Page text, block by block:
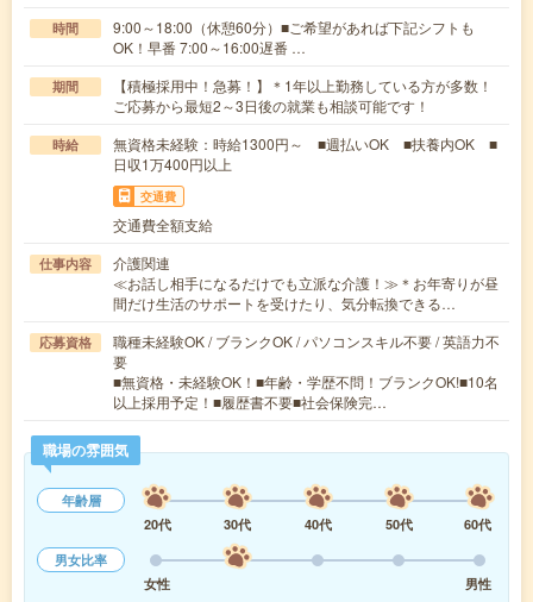
時間
9:00～18:00（休憩60分）■ご希望があれば下記シフトも
OK！早番 7:00～16:00遅番 …
期間
【積極採用中！急募！】＊1年以上勤務している方が多数！
ご応募から最短2～3日後の就業も相談可能です！
時給
無資格未経験：時給1300円～ ■週払いOK ■扶養内OK ■
日収1万400円以上
交通費
交通費全額支給
仕事内容
介護関連
≪お話し相手になるだけでも立派な介護！≫＊お年寄りが昼
間だけ生活のサポートを受けたり、気分転換できる…
応募資格
職種未経験OK / ブランクOK / パソコンスキル不要 / 英語力不
要
■無資格・未経験OK！■年齢・学歴不問！ブランクOK!■10名
以上採用予定！■履歴書不要■社会保険完…
職場の雰囲気
年齢層
20代
30代 40代 50代
60代
男女比率
女性
男性